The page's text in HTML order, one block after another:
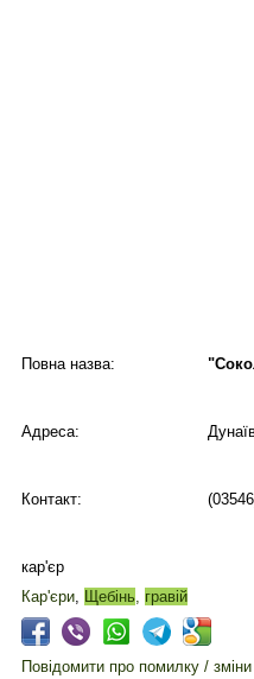
Повна назва:
Адреса:
Контакт:
кар'єр
Кар'єри, Щебінь, гравій
Повідомити про помилку / зміни